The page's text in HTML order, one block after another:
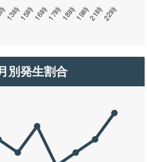
別発生割合